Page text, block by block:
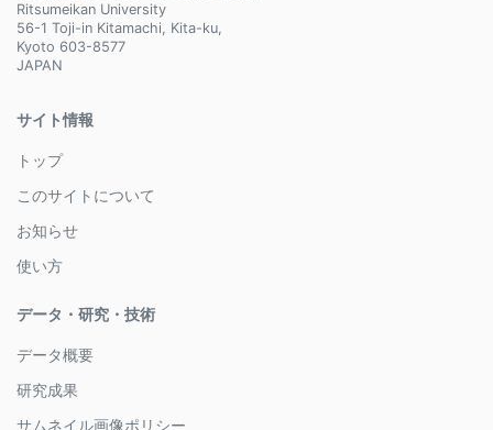
Ritsumeikan University
56-1 Toji-in Kitamachi, Kita-ku,
Kyoto 603-8577
JAPAN
サイト情報
トップ
このサイトについて
お知らせ
使い方
データ・研究・技術
データ概要
研究成果
サムネイル画像ポリシー